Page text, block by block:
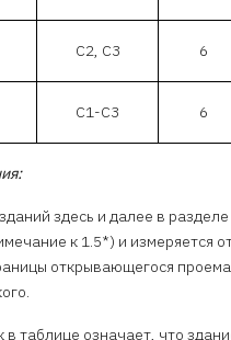
С2, С3 6
С1-С3 6
здесь и далее в
к 1.5*) и измеряется
открывающегося
в таблице означает, что